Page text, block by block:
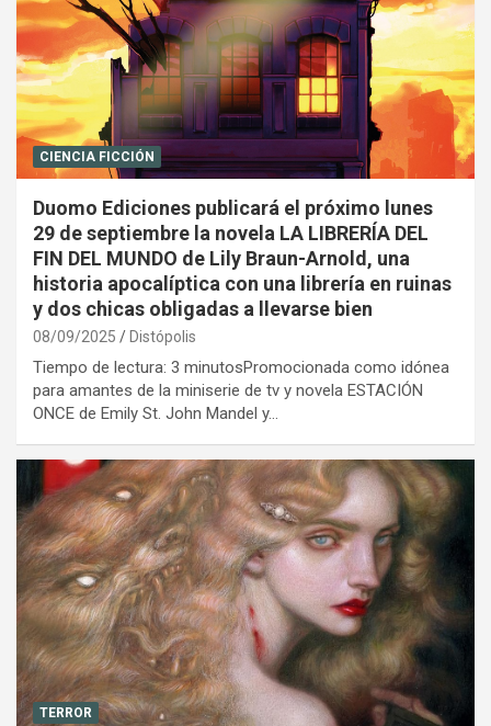
CIENCIA FICCIÓN
Duomo Ediciones publicará el próximo lunes
29 de septiembre la novela LA LIBRERÍA DEL
FIN DEL MUNDO de Lily Braun-Arnold, una
historia apocalíptica con una librería en ruinas
y dos chicas obligadas a llevarse bien
08/09/2025 Distópolis
Tiempo de lectura: 3 minutosPromocionada como idónea
para amantes de la miniserie de tv y novela ESTACIÓN
ONCE de Emily St. John Mandel y…
TERROR